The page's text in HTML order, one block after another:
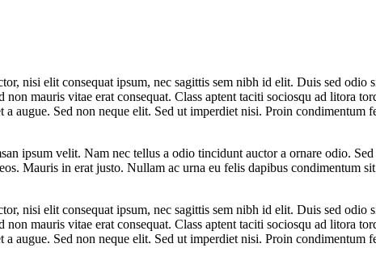
nisi elit consequat ipsum, nec sagittis sem nibh id elit. Duis sed odio
mauris vitae erat consequat. Class aptent taciti sociosqu ad litora
augue. Sed non neque elit. Sed ut imperdiet nisi. Proin condimentum
ipsum velit. Nam nec tellus a odio tincidunt auctor a ornare odio.
Mauris in erat justo. Nullam ac urna eu felis dapibus condimentum
nisi elit consequat ipsum, nec sagittis sem nibh id elit. Duis sed odio
mauris vitae erat consequat. Class aptent taciti sociosqu ad litora
augue. Sed non neque elit. Sed ut imperdiet nisi. Proin condimentum